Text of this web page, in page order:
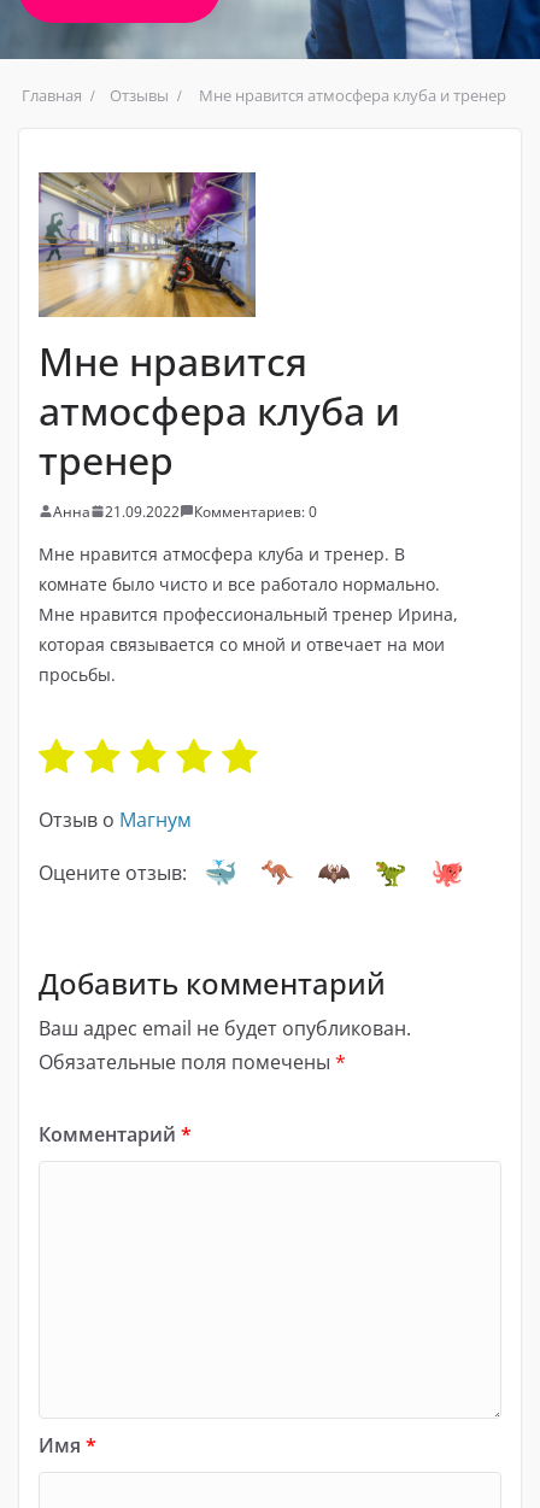
Главная Отзывы Мне нравится атмосфера клуба и тренер
Мне нравится
атмосфера клуба и
тренер
Анна 21.09.2022 Комментариев: 0
Мне нравится атмосфера клуба и тренер. В
комнате было чисто и все работало нормально.
Мне нравится профессиональный тренер Ирина,
которая связывается со мной и отвечает на мои
просьбы.
Отзыв о Магнум
Оцените отзыв:
Добавить комментарий
Ваш адрес email не будет опубликован.
Обязательные поля помечены *
Комментарий *
Имя *